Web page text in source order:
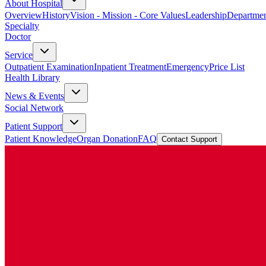
About Hospital
OverviewHistoryVision - Mission - Core ValuesLeadership
Specialty
Doctor
Service
Outpatient ExaminationInpatient TreatmentEmergencyPrice List
Health Library
News & Events
Social Network
Patient Support
Patient KnowledgeOrgan DonationFAQ Contact Support